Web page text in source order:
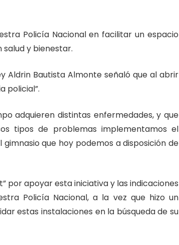
Policía Nacional en facilitar un espacio
y bienestar.
Aldrin Bautista Almonte señaló que al abrir
policial”.
adquieren distintas enfermedades, y que
tipos de problemas implementamos el
que hoy podemos a disposición de
por apoyar esta iniciativa y las indicaciones
Policía Nacional, a la vez que hizo un
estas instalaciones en la búsqueda de su